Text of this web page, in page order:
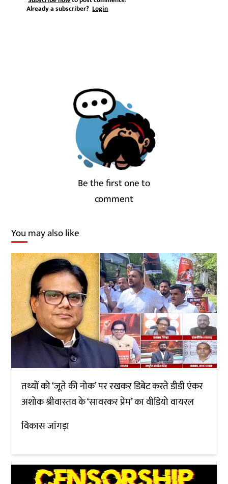
Already a subscriber?Login
Be the first one to
comment
You may also like
तथ्यों को ‘जूते की नोक’ पर रखकर डिबेट करते डीडी एंकर
अशोक श्रीवास्तव के ‘सावरकर प्रेम’ का वीडियो वायरल
विकास जांगड़ा